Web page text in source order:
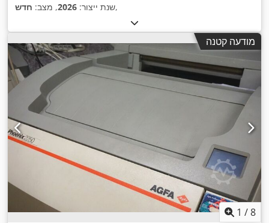
שנת ייצור: 2026, מצב: חדש ,
מודעה קטנה
1 /8